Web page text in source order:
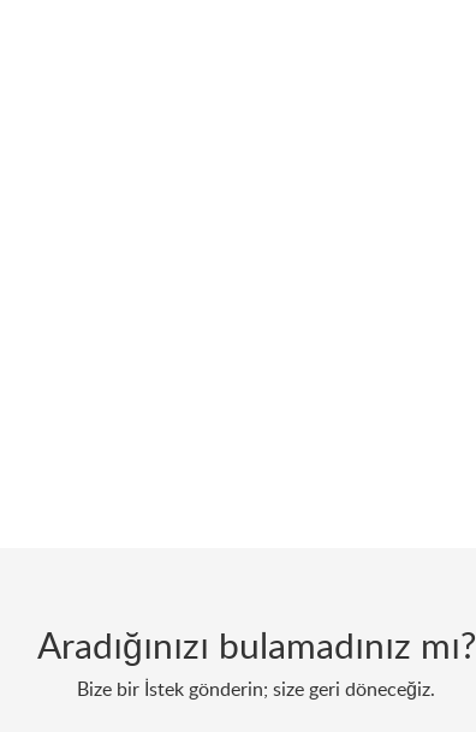
Aradığınızı bulamadınız mı?
Bize bir İstek gönderin; size geri döneceğiz.